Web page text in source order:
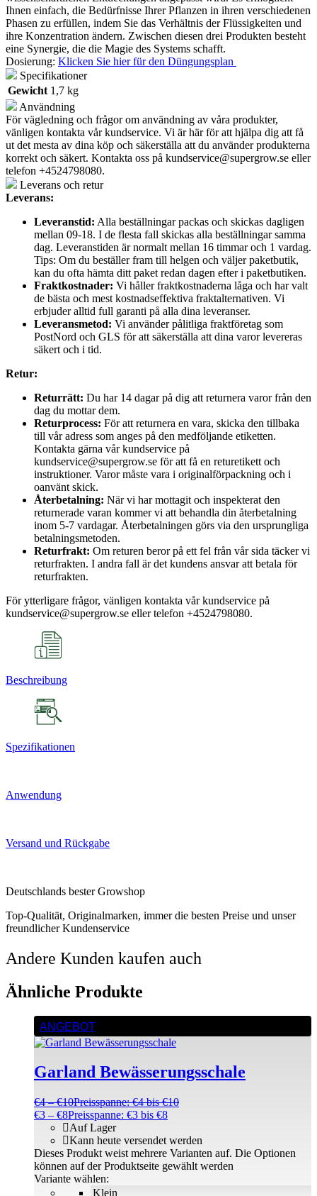
Ihnen einfach, die Bedürfnisse Ihrer Pflanzen in ihren verschiedenen
Phasen zu erfüllen, indem Sie das Verhältnis der Flüssigkeiten und
ihre Konzentration ändern. Zwischen diesen drei Produkten besteht
eine Synergie, die die Magie des Systems schafft.
Dosierung: Klicken Sie hier für den Düngungsplan
Specifikationer
Gewicht 1,7 kg
Användning
För vägledning och frågor om användning av våra produkter,
vänligen kontakta vår kundservice. Vi är här för att hjälpa dig att få
ut det mesta av dina köp och säkerställa att du använder produkterna
korrekt och säkert. Kontakta oss på kundservice@supergrow.se eller
telefon +4524798080.
Leverans och retur
Leverans:
Leveranstid: Alla beställningar packas och skickas dagligen
mellan 09-18. I de flesta fall skickas alla beställningar samma
dag. Leveranstiden är normalt mellan 16 timmar och 1 vardag.
Tips: Om du beställer fram till helgen och väljer paketbutik,
kan du ofta hämta ditt paket redan dagen efter i paketbutiken.
Fraktkostnader: Vi håller fraktkostnaderna låga och har valt
de bästa och mest kostnadseffektiva fraktalternativen. Vi
erbjuder alltid full garanti på alla dina leveranser.
Leveransmetod: Vi använder pålitliga fraktföretag som
PostNord och GLS för att säkerställa att dina varor levereras
säkert och i tid.
Retur:
Returrätt: Du har 14 dagar på dig att returnera varor från den
dag du mottar dem.
Returprocess: För att returnera en vara, skicka den tillbaka
till vår adress som anges på den medföljande etiketten.
Kontakta gärna vår kundservice på
kundservice@supergrow.se för att få en returetikett och
instruktioner. Varor måste vara i originalförpackning och i
oanvänt skick.
Återbetalning: När vi har mottagit och inspekterat den
returnerade varan kommer vi att behandla din återbetalning
inom 5-7 vardagar. Återbetalningen görs via den ursprungliga
betalningsmetoden.
Returfrakt: Om returen beror på ett fel från vår sida täcker vi
returfrakten. I andra fall är det kundens ansvar att betala för
returfrakten.
För ytterligare frågor, vänligen kontakta vår kundservice på
kundservice@supergrow.se eller telefon +4524798080.
Beschreibung
Spezifikationen
Anwendung
Versand und Rückgabe
Deutschlands bester Growshop
Top-Qualität, Originalmarken, immer die besten Preise und unser
freundlicher Kundenservice
Andere Kunden kaufen auch
Ähnliche Produkte
ANGEBOT
Garland Bewässerungsschale
€4 –€10Preisspanne: €4 bis €10
€3 – €8Preisspanne: €3 bis €8
Klein
Auf Lager
Kann heute versendet werden
Variante wählen:
Dieses Produkt weist mehrere Varianten auf. Die Optionen
können auf der Produktseite gewählt werden